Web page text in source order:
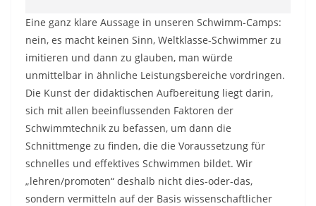
Eine ganz klare Aussage in unseren Schwimm-Camps:
nein, es macht keinen Sinn, Weltklasse-Schwimmer zu
imitieren und dann zu glauben, man würde
unmittelbar in ähnliche Leistungsbereiche vordringen.
Die Kunst der didaktischen Aufbereitung liegt darin,
sich mit allen beeinflussenden Faktoren der
Schwimmtechnik zu befassen, um dann die
Schnittmenge zu finden, die die Voraussetzung für
schnelles und effektives Schwimmen bildet. Wir
„lehren/promoten“ deshalb nicht dies-oder-das,
sondern vermitteln auf der Basis wissenschaftlicher